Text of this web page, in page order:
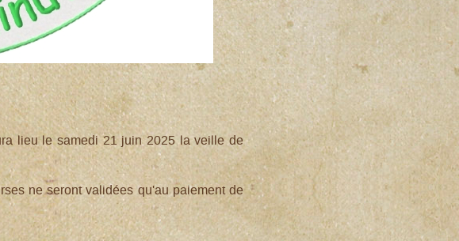
lieu le samedi 21 juin 2025 la veille de
ne seront validées qu'au paiement de